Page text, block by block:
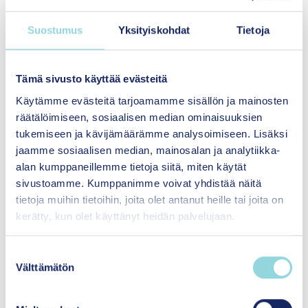
Suostumus Yksityiskohdat Tietoja
Tämä sivusto käyttää evästeitä
Käytämme evästeitä tarjoamamme sisällön ja mainosten
räätälöimiseen, sosiaalisen median ominaisuuksien
tukemiseen ja kävijämäärämme analysoimiseen. Lisäksi
jaamme sosiaalisen median, mainosalan ja analytiikka-
alan kumppaneillemme tietoja siitä, miten käytät
sivustoamme. Kumppanimme voivat yhdistää näitä
tietoja muihin tietoihin, joita olet antanut heille tai joita on
kerätty, kun olet käyttänyt heidän palvelujaan.
Välttämätön
ammattikorkeakoulun opiskelija esitti kauniin
Allin päivän seminaarin Tiedekulmassa järjestivät
Teema: Perheet ja perheellistyvät 2020-luvun
Suomessa – tilastot ja tutkimukset vaikuttavien
käytännön ratkaisujen ja perhepolitiikan tukena
Tallenne seminaarista löytyy täältä.
Lisätietoja